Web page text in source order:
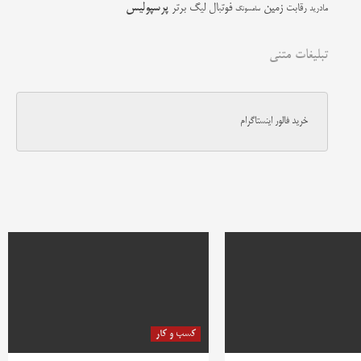
مادرید رقابت زمین سامسونگ فوتبال لیگ برتر پرسپولیس
تبلیغات متنی
خرید فالور اینستاگرام
کسب و کار